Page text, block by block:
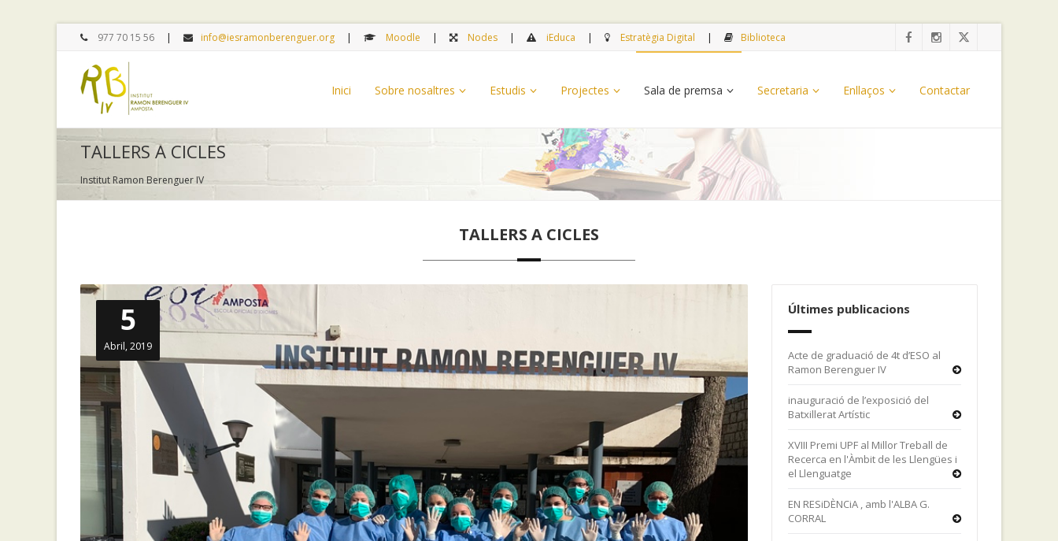
977 70 15 56 info@iesramonberenguer.org Moodle Nodes iEduca Estratègia Digital Biblioteca
Inici Sobre nosaltres Estudis Projectes Sala de premsa Secretaria Enllaços Contactar
TALLERS A CICLES
Institut Ramon Berenguer IV
TALLERS A CICLES
5
Abril, 2019
Últimes publicacions
Acte de graduació de 4t d’ESO al
Ramon Berenguer IV
inauguració de l’exposició del
Batxillerat Artístic
XVIII Premi UPF al Millor Treball de
Recerca en l'Àmbit de les Llengües i
el Llenguatge
EN RESiDÈNCiA , amb l'ALBA G.
CORRAL